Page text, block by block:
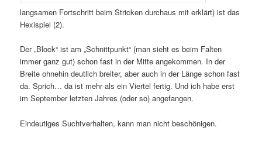
langsamen Fortschritt beim Stricken durchaus mit erklärt) ist das
Hexispiel (2).
Der „Block“ ist am „Schnittpunkt“ (man sieht es beim Falten
immer ganz gut) schon fast in der Mitte angekommen. In der
Breite ohnehin deutlich breiter, aber auch in der Länge schon fast
da. Sprich… da ist mehr als ein Viertel fertig. Und ich habe erst
im September letzten Jahres (oder so) angefangen.
Eindeutiges Suchtverhalten, kann man nicht beschönigen.